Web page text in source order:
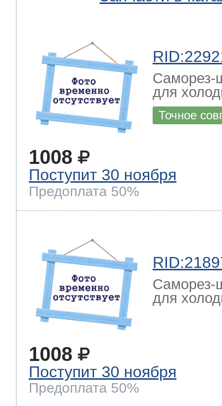
Саморез-
для
Точное
1008
Поступит 30 ноября
Предоплата 50%
Саморез-
для
1008
Поступит 30 ноября
Предоплата 50%